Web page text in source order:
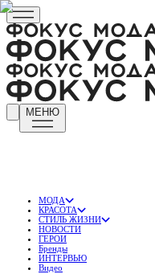
МЕНЮ
МОДА
КРАСОТА
СТИЛЬ ЖИЗНИ
НОВОСТИ
ГЕРОИ
Бренды
ИНТЕРВЬЮ
Видео